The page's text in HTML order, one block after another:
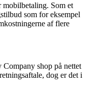
Som et
som for eksempel
af flere
shop på nettet
dog er det i